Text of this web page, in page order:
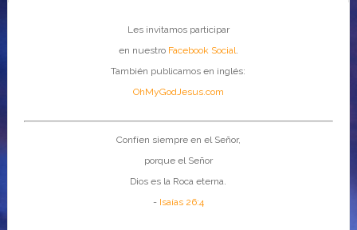
Les invitamos participar
en nuestro Facebook Social.
También publicamos en inglés:
OhMyGodJesus.com
Confíen siempre en el Señor,
porque el Señor
Dios es la Roca eterna.
- Isaías 26:4